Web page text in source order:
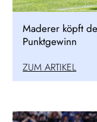
Maderer köpft
Punktgewinn
ZUM ARTIKEL